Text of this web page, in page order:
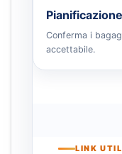
Conferma i
accettabile.
LINK